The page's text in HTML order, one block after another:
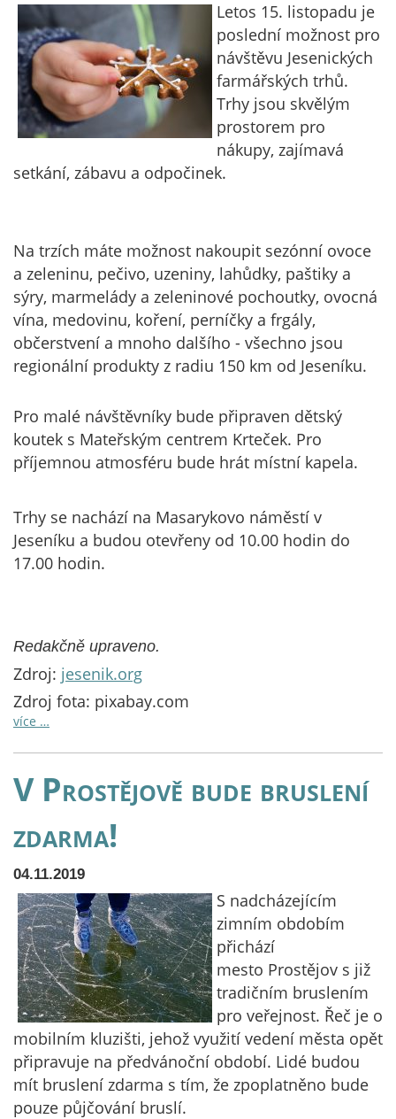
Letos 15. listopadu je
poslední možnost pro
návštěvu Jesenických
farmářských trhů.
Trhy jsou skvělým
prostorem pro
nákupy, zajímavá
setkání, zábavu a odpočinek.
Na trzích máte možnost nakoupit sezónní ovoce
a zeleninu, pečivo, uzeniny, lahůdky, paštiky a
sýry, marmelády a zeleninové pochoutky, ovocná
vína, medovinu, koření, perníčky a frgály,
občerstvení a mnoho dalšího - všechno jsou
regionální produkty z radiu 150 km od Jeseníku.
Pro malé návštěvníky bude připraven dětský
koutek s Mateřským centrem Krteček. Pro
příjemnou atmosféru bude hrát místní kapela.
Trhy se nachází na Masarykovo náměstí v
Jeseníku a budou otevřeny od 10.00 hodin do
17.00 hodin.
Redakčně upraveno.
Zdroj: jesenik.org
Zdroj fota: pixabay.com
více …
V Prostějově bude bruslení
zdarma!
04.11.2019
S nadcházejícím
zimním obdobím
přichází
mesto Prostějov s již
tradičním bruslením
pro veřejnost. Řeč je o
mobilním kluzišti, jehož využití vedení města opět
připravuje na předvánoční období. Lidé budou
mít bruslení zdarma s tím, že zpoplatněno bude
pouze půjčování bruslí.